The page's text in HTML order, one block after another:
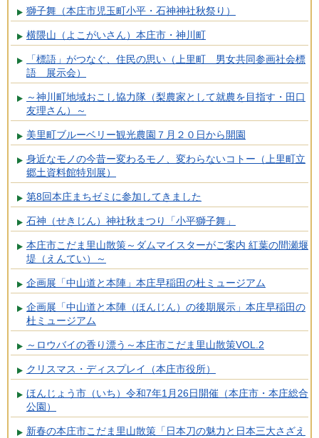
獅子舞（本庄市児玉町小平・石神神社秋祭り）
横隈山（よこがいさん）本庄市・神川町
「標語」がつなぐ、住民の思い（上里町 男女共同参画社会標
語 展示会）
～神川町地域おこし協力隊（梨農家として就農を目指す・田口
友理さん）～
美里町ブルーベリー観光農園７月２０日から開園
身近なモノの今昔ー変わるモノ、変わらないコトー（上里町立
郷土資料館特別展）
第8回本庄まちゼミに参加してきました
石神（せきじん）神社秋まつり「小平獅子舞」
本庄市こだま里山散策～ダムマイスターがご案内 紅葉の間瀬堰
堤（えんてい）～
企画展「中山道と本陣」本庄早稲田の杜ミュージアム
企画展「中山道と本陣（ほんじん）の後期展示」本庄早稲田の
杜ミュージアム
～ロウバイの香り漂う～本庄市こだま里山散策VOL.2
クリスマス・ディスプレイ（本庄市役所）
ほんじょう市（いち）令和7年1月26日開催（本庄市・本庄総合
公園）
新春の本庄市こだま里山散策「日本刀の魅力と日本三大さざえ